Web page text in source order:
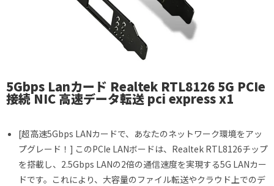
5Gbps Lanカード Realtek RTL8126 5G PCIe
接続 NIC 高速データ転送 pci express x1
[超高速5Gbps LANカードで、あなたのネットワーク環境をアッ
プグレード！] このPCIe LANボードは、Realtek RTL8126チップ
を搭載し、2.5Gbps LANの2倍の通信速度を実現する5G LANカー
ドです。これにより、大容量のファイル転送やクラウド上でのデ